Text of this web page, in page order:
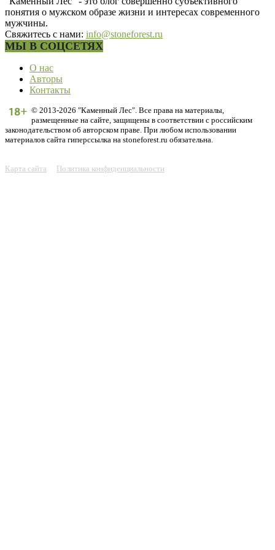
понятия о мужском образе жизни и интересах современного
мужчины.
Свяжитесь с нами: info@stoneforest.ru
МЫ В СОЦСЕТЯХ
О нас
Авторы
Контакты
© 2013-2026 "Каменный Лес". Все права на материалы,
размещенные на сайте, защищены в соответствии с российским
законодательством об авторском праве. При любом использовании
материалов сайта гиперссылка на stoneforest.ru обязательна.
Карта сайта Политика конфиденциальности